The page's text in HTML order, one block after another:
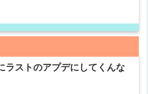
ラストのアプデにしてくんな